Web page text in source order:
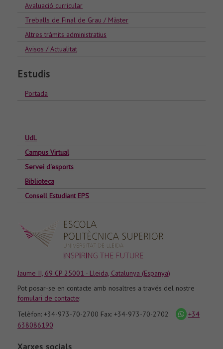
Avaluació curricular
Treballs de Final de Grau / Màster
Altres tràmits administratius
Avisos / Actualitat
Estudis
Portada
UdL
Campus Virtual
Servei d'esports
Biblioteca
Consell Estudiant EPS
Jaume II, 69 CP 25001 - Lleida, Catalunya (Espanya)
Pot posar-se en contacte amb nosaltres a través del nostre
fomulari de contacte:
Telèfon: +34-973-70-2700 Fax: +34-973-70-2702
icona
whatsapp
+34
638086190
Xarxes socials